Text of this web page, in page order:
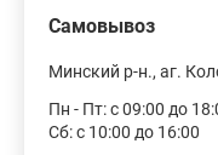
Самовывоз
Минский р-н., аг.
Пн - Пт: с 09:00 до
Сб: с 10:00 до 16:00